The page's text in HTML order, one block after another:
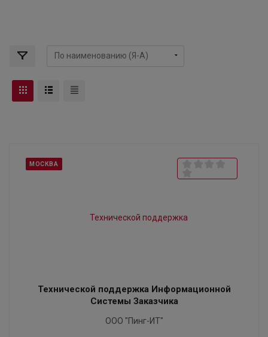
МОСКВА
Технической поддержка Информационной
Системы Заказчика
ООО "Пинг-ИТ"